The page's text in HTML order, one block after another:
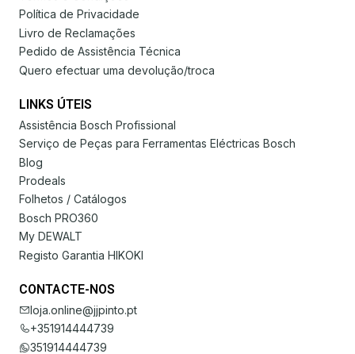
Política de Privacidade
Livro de Reclamações
Pedido de Assistência Técnica
Quero efectuar uma devolução/troca
LINKS ÚTEIS
Assistência Bosch Profissional
Serviço de Peças para Ferramentas Eléctricas Bosch
Blog
Prodeals
Folhetos / Catálogos
Bosch PRO360
My DEWALT
Registo Garantia HIKOKI
CONTACTE-NOS
loja.online@jjpinto.pt
+351914444739
351914444739